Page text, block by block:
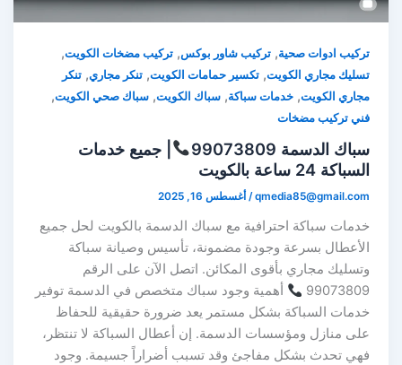
تركيب ادوات صحية,تركيب شاور بوكس,تركيب مضخات الكويت,
تسليك مجاري الكويت,تكسير حمامات الكويت,تنكر مجاري,تنكر
مجاري الكويت,خدمات سباكة,سباك الكويت,سباك صحي الكويت,
فني تركيب مضخات
سباك الدسمة 99073809
| جميع خدمات
السباكة 24 ساعة بالكويت
qmedia85@gmail.com
/ أغسطس 16, 2025
خدمات سباكة احترافية مع سباك الدسمة بالكويت لحل جميع
الأعطال بسرعة وجودة مضمونة، تأسيس وصيانة سباكة
وتسليك مجاري بأقوى المكائن. اتصل الآن على الرقم
99073809
أهمية وجود سباك متخصص في الدسمة توفير
خدمات السباكة بشكل مستمر يعد ضرورة حقيقية للحفاظ
على منازل ومؤسسات الدسمة. إن أعطال السباكة لا تنتظر،
فهي تحدث بشكل مفاجئ وقد تسبب أضراراً جسيمة. وجود